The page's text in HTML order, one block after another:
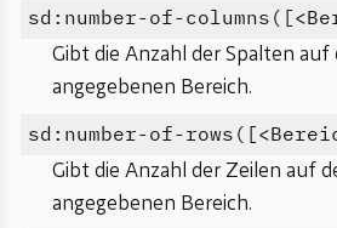
sd:number-of-
Gibt die Anzahl der Spalten auf
angegebenen Bereich.
sd:number-of-
Gibt die Anzahl der Zeilen auf
angegebenen Bereich.